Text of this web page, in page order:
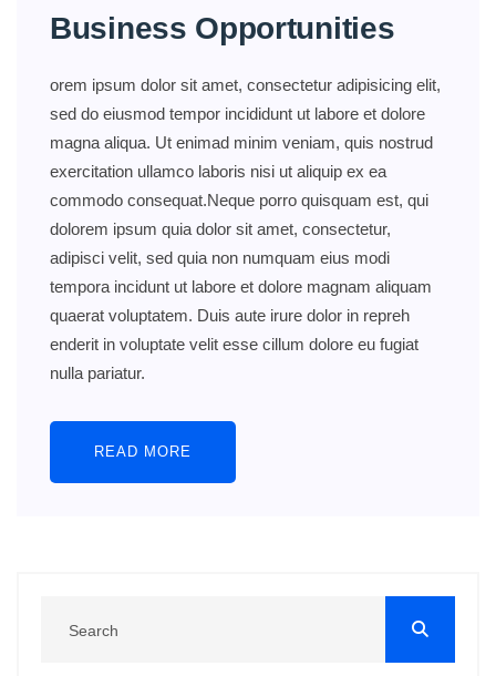
Business Opportunities
orem ipsum dolor sit amet, consectetur adipisicing elit,
sed do eiusmod tempor incididunt ut labore et dolore
magna aliqua. Ut enimad minim veniam, quis nostrud
exercitation ullamco laboris nisi ut aliquip ex ea
commodo consequat.Neque porro quisquam est, qui
dolorem ipsum quia dolor sit amet, consectetur,
adipisci velit, sed quia non numquam eius modi
tempora incidunt ut labore et dolore magnam aliquam
quaerat voluptatem. Duis aute irure dolor in repreh
enderit in voluptate velit esse cillum dolore eu fugiat
nulla pariatur.
READ MORE